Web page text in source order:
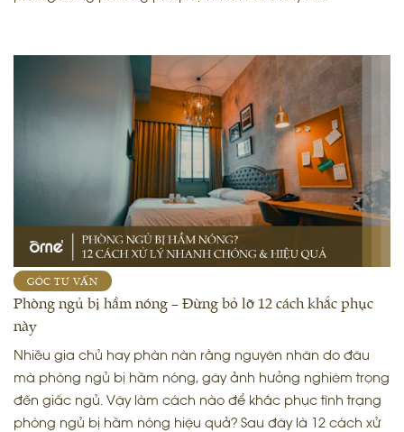
GÓC TƯ VẤN
Phòng ngủ bị hầm nóng – Đừng bỏ lỡ 12 cách khắc phục
này
Nhiều gia chủ hay phàn nàn rằng nguyên nhân do đâu
mà phòng ngủ bị hầm nóng, gây ảnh hưởng nghiêm trọng
đến giấc ngủ. Vậy làm cách nào để khắc phục tình trạng
phòng ngủ bị hầm nóng hiệu quả? Sau đây là 12 cách xử